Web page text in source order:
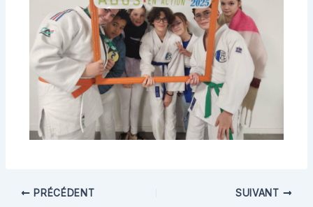
PRÉCÉDENT SUIVANT